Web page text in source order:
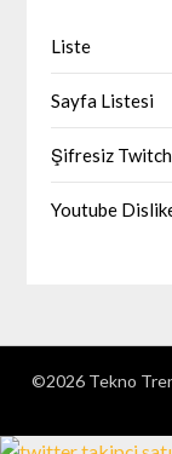
Liste
Sayfa Listesi
Şifresiz
Youtube
©2026 Tekno